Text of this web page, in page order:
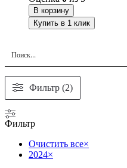
В корзину
Купить в 1 клик
Фильтр (2)
Фильтр
Очистить все×
2024×